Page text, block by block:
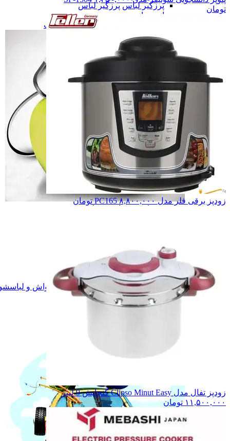
پرزگیر لباس پرزگیر لباس
اتو مو
اتو مو
همه دسته بندی های زیبایی و سلامت
زیبایی و سلامت
زیبایی و سلامت
مینی کولر
اجاق مسافرتی اجاق مسافرتی
اتو مسافرتی
اتو مسافرتی
چراغ قوه چراغ قوه
مینی واش و لباسشویی تاشو
مینی واش و
تشک ماشین تشک ماشین
ورزش ورزش
تومان
زودپز برقی فلر مدل PC165۸,۸۰۰,۰۰۰ تومان
زودپز تفال مدل Clipso Minut Easy گنجایش 9 لیتر
۱۱,۵۰۰,۰۰۰تومان